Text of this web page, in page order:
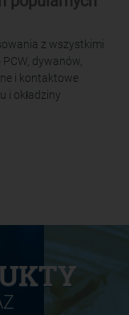
z wszystkimi
dywanów,
i kontaktowe
i okładziny